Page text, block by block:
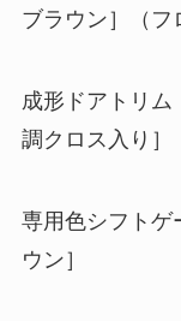
ブラウン］（フ
成形ドアトリ
調クロス入り］
専用色シフトゲ
ウン］